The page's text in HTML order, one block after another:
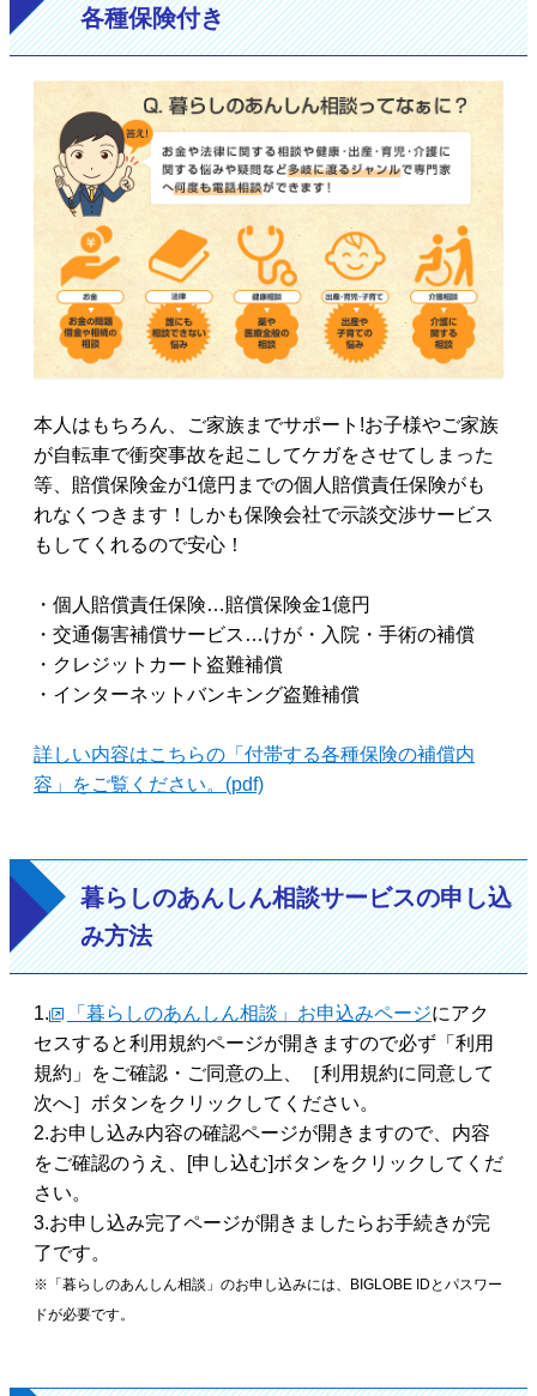
各種保険付き
本人はもちろん、ご家族までサポート!お子様やご家族
が自転車で衝突事故を起こしてケガをさせてしまった
等、賠償保険金が1億円までの個人賠償責任保険がも
れなくつきます！しかも保険会社で示談交渉サービス
もしてくれるので安心！
・個人賠償責任保険…賠償保険金1億円
・交通傷害補償サービス…けが・入院・手術の補償
・クレジットカート盗難補償
・インターネットバンキング盗難補償
詳しい内容はこちらの「付帯する各種保険の補償内
容」をご覧ください。(pdf)
暮らしのあんしん相談サービスの申し込
み方法
1. 「暮らしのあんしん相談」お申込みページにアク
セスすると利用規約ページが開きますので必ず「利用
規約」をご確認・ご同意の上、［利用規約に同意して
次へ］ボタンをクリックしてください。
2.お申し込み内容の確認ページが開きますので、内容
をご確認のうえ、[申し込む]ボタンをクリックしてくだ
さい。
3.お申し込み完了ページが開きましたらお手続きが完
了です。
※「暮らしのあんしん相談」のお申し込みには、BIGLOBE IDとパスワー
ドが必要です。